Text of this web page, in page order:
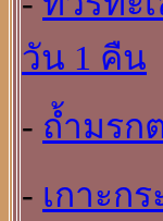
วัน 1 คืน
- ถ้ำมรก
- เกาะก